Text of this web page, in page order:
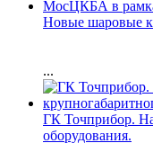
Новые шаровые
...
ГК Точприбор.
оборудования.